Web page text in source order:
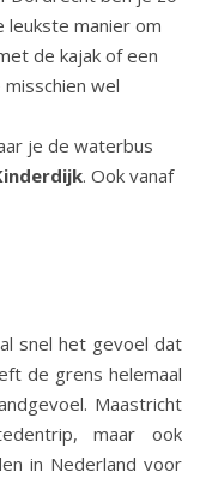
leukste manier om
de kajak of een
wel
je de waterbus
. Ook vanaf
snel het gevoel dat
de grens helemaal
Maastricht
maar ook
in Nederland voor